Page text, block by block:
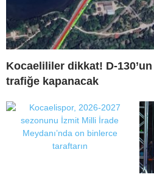
Kocaelililer dikkat! D-
trafiğe kapanacak